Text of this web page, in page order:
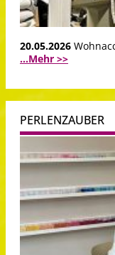
20.05.2026
...Mehr >>
PERLENZAUBER